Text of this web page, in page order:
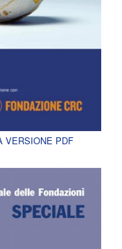
VERSIONE PDF